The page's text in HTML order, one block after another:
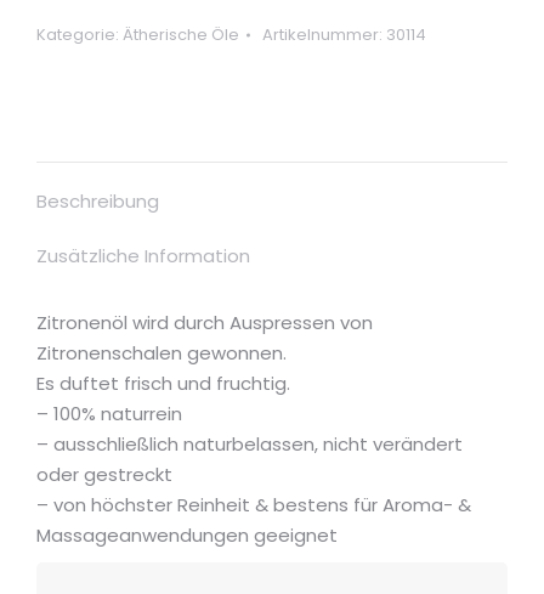
(cosiMed)
Kategorie: Ätherische Öle Artikelnummer: 30114
Beschreibung
Zusätzliche Information
Zitronenöl wird durch Auspressen von
Zitronenschalen gewonnen.
Es duftet frisch und fruchtig.
– 100% naturrein
– ausschließlich naturbelassen, nicht verändert
oder gestreckt
– von höchster Reinheit & bestens für Aroma- &
Massageanwendungen geeignet